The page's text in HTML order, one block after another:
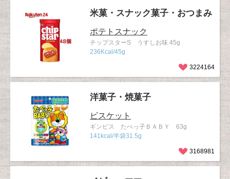
米菓・スナック菓子・おつまみ
ポテトスナック
チップスターS うすしお味 45g
236Kcal/45g
3224164
洋菓子・焼菓子
ビスケット
ギンビス たべっ子ＢＡＢＹ 63g
141kcal/半袋31.5g
3168981